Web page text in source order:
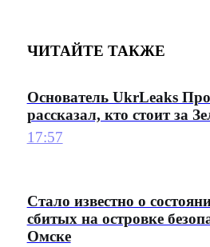
ЧИТАЙТЕ ТАКЖЕ
Основатель UkrLeaks
рассказал, кто стоит за
17:57
Стало известно о
сбитых на островке
Омске